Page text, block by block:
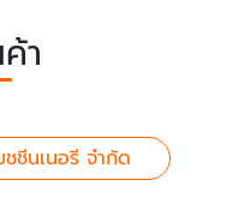
า
ชีนเนอรี จำกัด